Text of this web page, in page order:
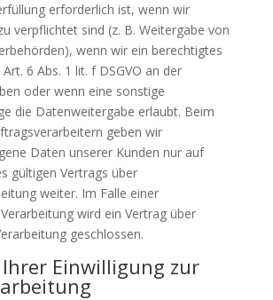
erforderlich ist, wenn wir
verpflichtet sind (z. B. Weitergabe von
wenn wir ein berechtigtes
6 Abs. 1 lit. f DSGVO an der
oder wenn eine sonstige
die Datenweitergabe erlaubt. Beim
geben wir
Daten unserer Kunden nur auf
gültigen Vertrags über
weiter. Im Falle einer
wird ein Vertrag über
geschlossen.
Einwilligung zur